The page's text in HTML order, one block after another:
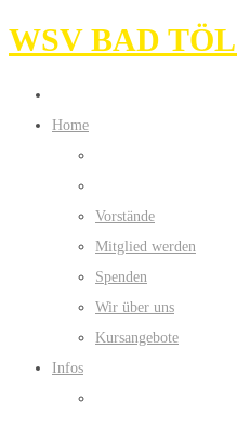
WSV BAD
Home
Vorstände
Mitglied werden
Spenden
Wir über uns
Kursangebote
Infos